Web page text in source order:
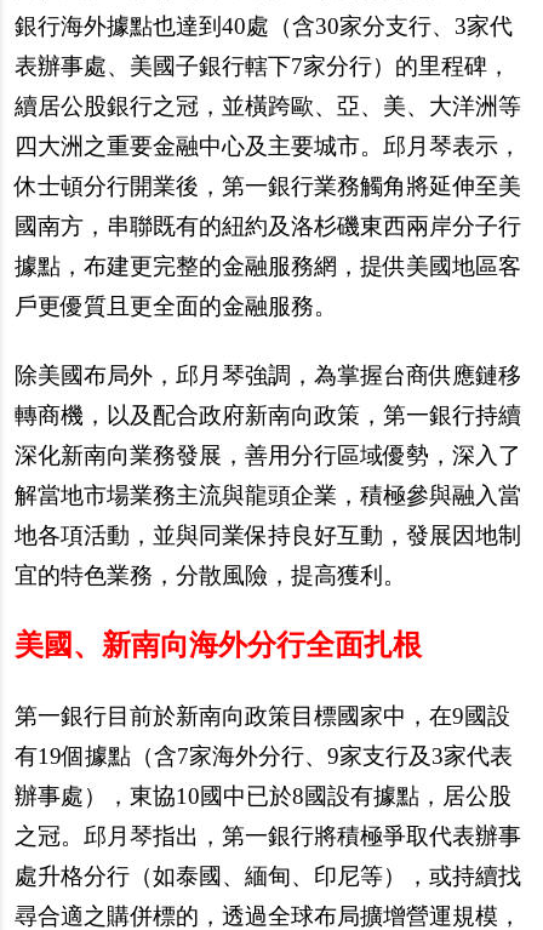
銀行海外據點也達到40處（含30家分支行、3家代
表辦事處、美國子銀行轄下7家分行）的里程碑，
續居公股銀行之冠，並橫跨歐、亞、美、大洋洲等
四大洲之重要金融中心及主要城市。邱月琴表示，
休士頓分行開業後，第一銀行業務觸角將延伸至美
國南方，串聯既有的紐約及洛杉磯東西兩岸分子行
據點，布建更完整的金融服務網，提供美國地區客
戶更優質且更全面的金融服務。
除美國布局外，邱月琴強調，為掌握台商供應鏈移
轉商機，以及配合政府新南向政策，第一銀行持續
深化新南向業務發展，善用分行區域優勢，深入了
解當地市場業務主流與龍頭企業，積極參與融入當
地各項活動，並與同業保持良好互動，發展因地制
宜的特色業務，分散風險，提高獲利。
美國、新南向海外分行全面扎根
第一銀行目前於新南向政策目標國家中，在9國設
有19個據點（含7家海外分行、9家支行及3家代表
辦事處），東協10國中已於8國設有據點，居公股
之冠。邱月琴指出，第一銀行將積極爭取代表辦事
處升格分行（如泰國、緬甸、印尼等），或持續找
尋合適之購併標的，透過全球布局擴增營運規模，